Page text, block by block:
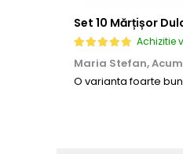
Achizitie
Maria Stefan,
O varianta foarte